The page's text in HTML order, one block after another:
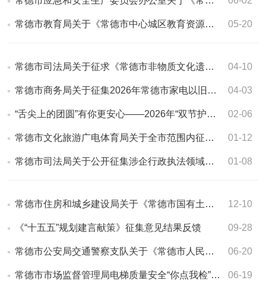
05-20
常德市教育局关于《常德市中心城区教育资源布局调整方案（征求意见稿）》…
04-10
常德市司法局关于征求《常德市非物质文化遗产保护若干规定（草案）》修改…
04-03
常德市商务局关于征集2026年常德市家电以旧换新、数码和智能产品购新活动…
02-06
“舌尖上的团圆”有你更安心——2026年“双节护食安”你点我检问卷调查情…
01-12
常德市文化旅游广电体育局关于全市范围内征集旅游行业导游乱象、强制消费…
01-08
常德市司法局关于公开征集涉企行政执法领域突出问题线索公告结果反馈
12-10
常德市住房和城乡建设局关于《常德市国有土地上房屋征收与补偿实施办法（…
09-28
《“十五五”规划建言献策》征集意见结果反馈
06-20
常德市公安局交通警察支队关于《常德市人民政府关于调整常德市城区货运车…
06-19
常德市市场监督管理局电梯质量安全“你点我检”活动结果反馈